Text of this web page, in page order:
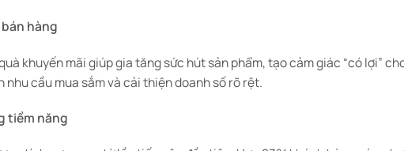
hàng
khuyến mãi giúp gia tăng sức hút sản phẩm, tạo cảm giác “có lợi”
cầu mua sắm và cải thiện doanh số rõ rệt.
tiềm năng